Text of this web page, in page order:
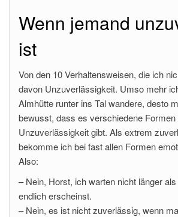
Wenn jemand
ist
Von den 10 Verhaltensweisen, die ich
davon Unzuverlässigkeit. Umso mehr
Almhütte runter ins Tal wandere, desto
bewusst, dass es verschiedene Formen
Unzuverlässigkeit gibt. Als extrem
bekomme ich bei fast allen Formen
Also:
– Nein, Horst, ich warten nicht länger
endlich erscheinst.
– Nein, es ist nicht zuverlässig, wenn